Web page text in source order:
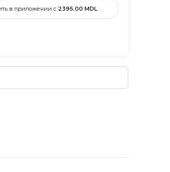
в приложении с 2395.00 MDL